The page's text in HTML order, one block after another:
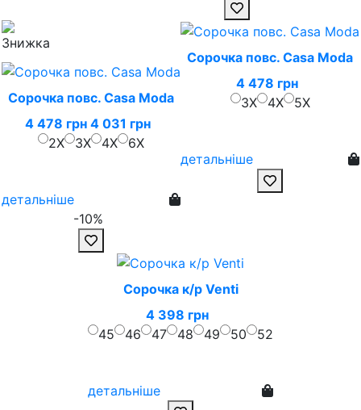
Сорочка повс. Casa Moda
4 478 грн 4 031 грн
2X
3X 4X 6X
детальніше
-10%
Сорочка повс. Casa Moda
4 478 грн
3X
4X 5X
детальніше
Сорочка к/р Venti
4 398 грн
45
46 47 48 49 50 52
детальніше